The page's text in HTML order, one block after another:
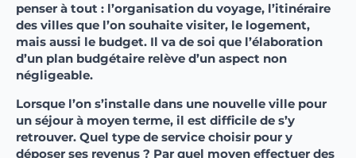
penser à tout : l’organisation du voyage, l’itinéraire
des villes que l’on souhaite visiter, le logement,
mais aussi le budget. Il va de soi que l’élaboration
d’un plan budgétaire relève d’un aspect non
négligeable.
Lorsque l’on s’installe dans une nouvelle ville pour
un séjour à moyen terme, il est difficile de s’y
retrouver. Quel type de service choisir pour y
déposer ses revenus ? Par quel moyen effectuer des